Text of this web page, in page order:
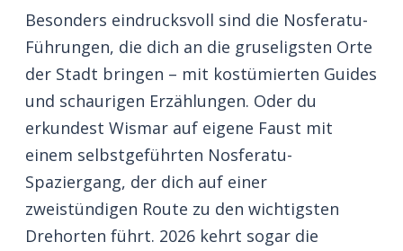
Besonders eindrucksvoll sind die Nosferatu-
Führungen, die dich an die gruseligsten Orte
der Stadt bringen – mit kostümierten Guides
und schaurigen Erzählungen. Oder du
erkundest Wismar auf eigene Faust mit
einem selbstgeführten Nosferatu-
Spaziergang, der dich auf einer
zweistündigen Route zu den wichtigsten
Drehorten führt. 2026 kehrt sogar die